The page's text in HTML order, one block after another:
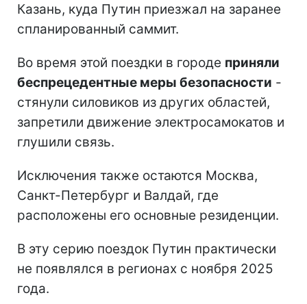
Казань, куда Путин приезжал на заранее
спланированный саммит.
Во время этой поездки в городе приняли
беспрецедентные меры безопасности -
стянули силовиков из других областей,
запретили движение электросамокатов и
глушили связь.
Исключения также остаются Москва,
Санкт-Петербург и Валдай, где
расположены его основные резиденции.
В эту серию поездок Путин практически
не появлялся в регионах с ноября 2025
года.